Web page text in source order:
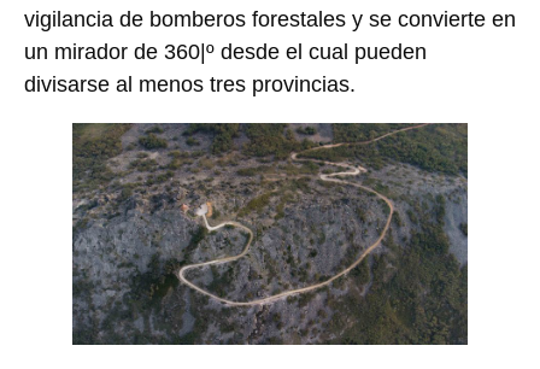
vigilancia de bomberos forestales y se convierte en
un mirador de 360|º desde el cual pueden
divisarse al menos tres provincias.